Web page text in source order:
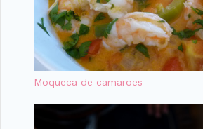
Moqueca de camaroes